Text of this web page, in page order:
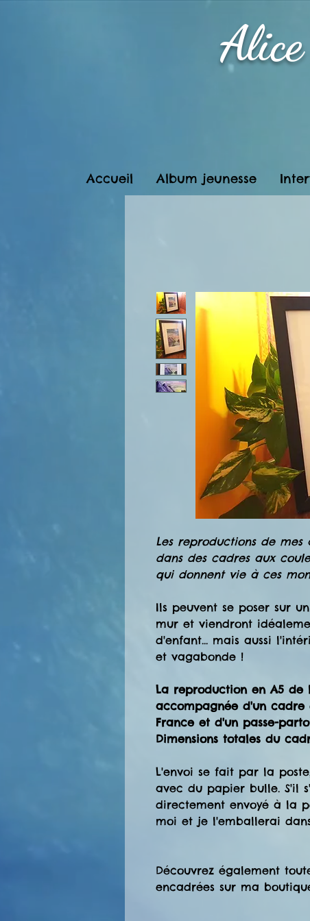
Accueil Album jeunesse
Les reproductions de
dans des cadres aux
qui donnent vie à ces
Ils peuvent se poser sur
mur et viendront
d'enfant... mais aussi
et vagabonde !
La reproduction en A5 de
accompagnée d'un
France et d'un passe-
Dimensions totales du
L'envoi se fait par la
avec du papier bulle. S'il
directement envoyé à la
moi et je l'emballerai
Découvrez également
encadrées sur ma